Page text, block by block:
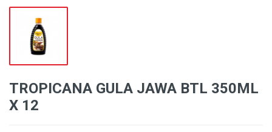
TROPICANA GULA JAWA BTL 350ML
X 12